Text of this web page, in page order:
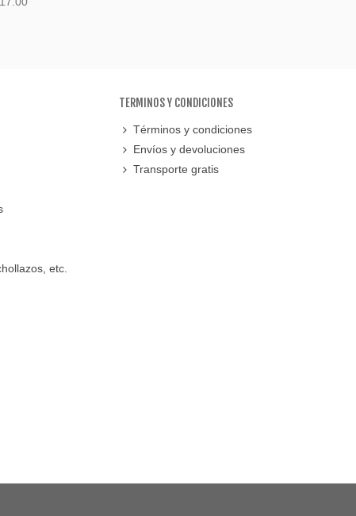
etc.
TERMINOS Y CONDICIONES
Términos y condiciones
Envíos y devoluciones
Transporte gratis